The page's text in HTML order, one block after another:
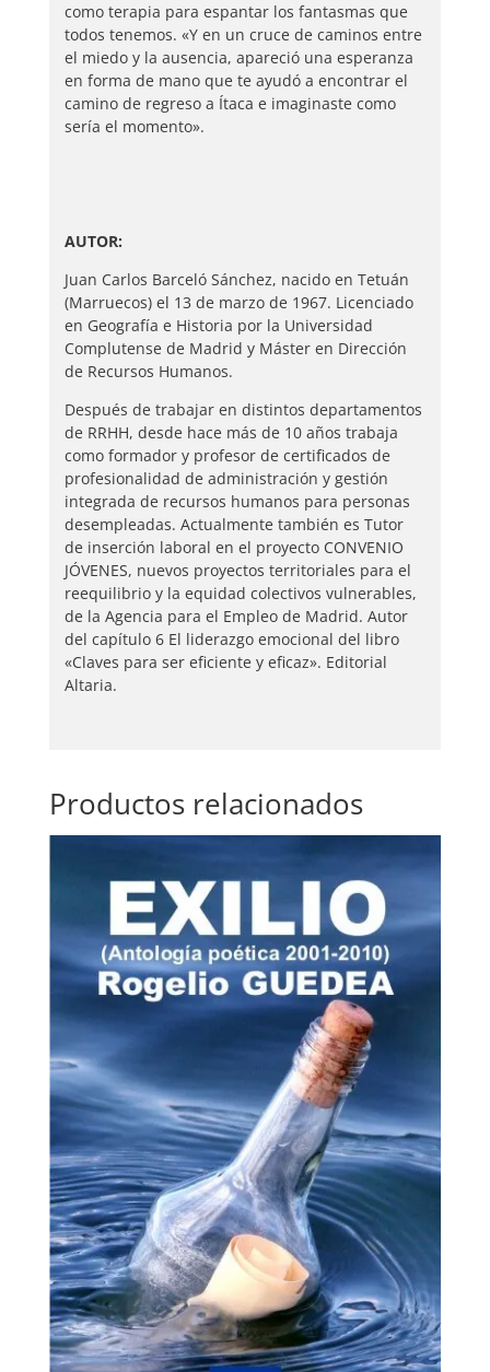
como terapia para espantar los fantasmas que
todos tenemos. «Y en un cruce de caminos entre
el miedo y la ausencia, apareció una esperanza
en forma de mano que te ayudó a encontrar el
camino de regreso a Ítaca e imaginaste como
sería el momento».
AUTOR:
Juan Carlos Barceló Sánchez, nacido en Tetuán
(Marruecos) el 13 de marzo de 1967. Licenciado
en Geografía e Historia por la Universidad
Complutense de Madrid y Máster en Dirección
de Recursos Humanos.
Después de trabajar en distintos departamentos
de RRHH, desde hace más de 10 años trabaja
como formador y profesor de certificados de
profesionalidad de administración y gestión
integrada de recursos humanos para personas
desempleadas. Actualmente también es Tutor
de inserción laboral en el proyecto CONVENIO
JÓVENES, nuevos proyectos territoriales para el
reequilibrio y la equidad colectivos vulnerables,
de la Agencia para el Empleo de Madrid. Autor
del capítulo 6 El liderazgo emocional del libro
«Claves para ser eficiente y eficaz». Editorial
Altaria.
Productos relacionados